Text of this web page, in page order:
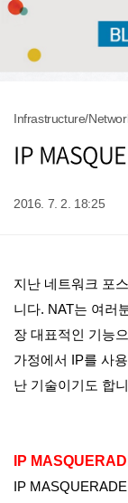
Infrastructure/
IP
2016. 7. 2. 18:25
지난 네트워크 포
니다. NAT는 여러
장 대표적인 기능
가정에서 IP를 사
난 기술이기도 합
IP
IP